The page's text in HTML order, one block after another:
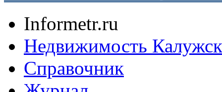
Informetr.ru
Недвижимость
Справочник